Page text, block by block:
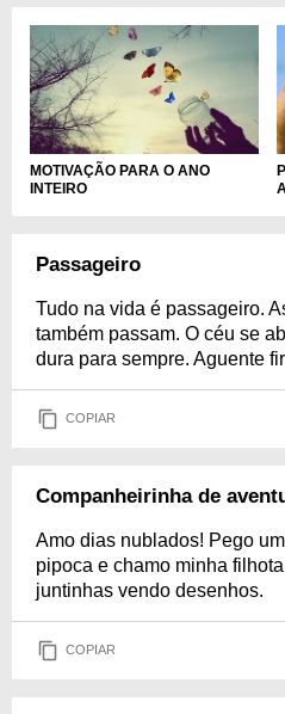
MOTIVAÇÃO PARA O ANO
INTEIRO
Passageiro
Tudo na vida é passageiro.
também passam. O céu se
dura para sempre. Aguente
COPIAR
Companheirinha de
Amo dias nublados! Pego
pipoca e chamo minha
juntinhas vendo desenhos.
COPIAR